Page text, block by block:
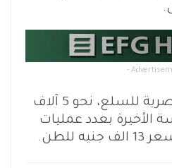
-
وطرحت البورصة المصرية للسلع، نحو 5 آلاف
بعدد عمليات